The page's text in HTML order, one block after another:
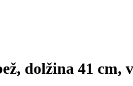
dolžina 41 cm,